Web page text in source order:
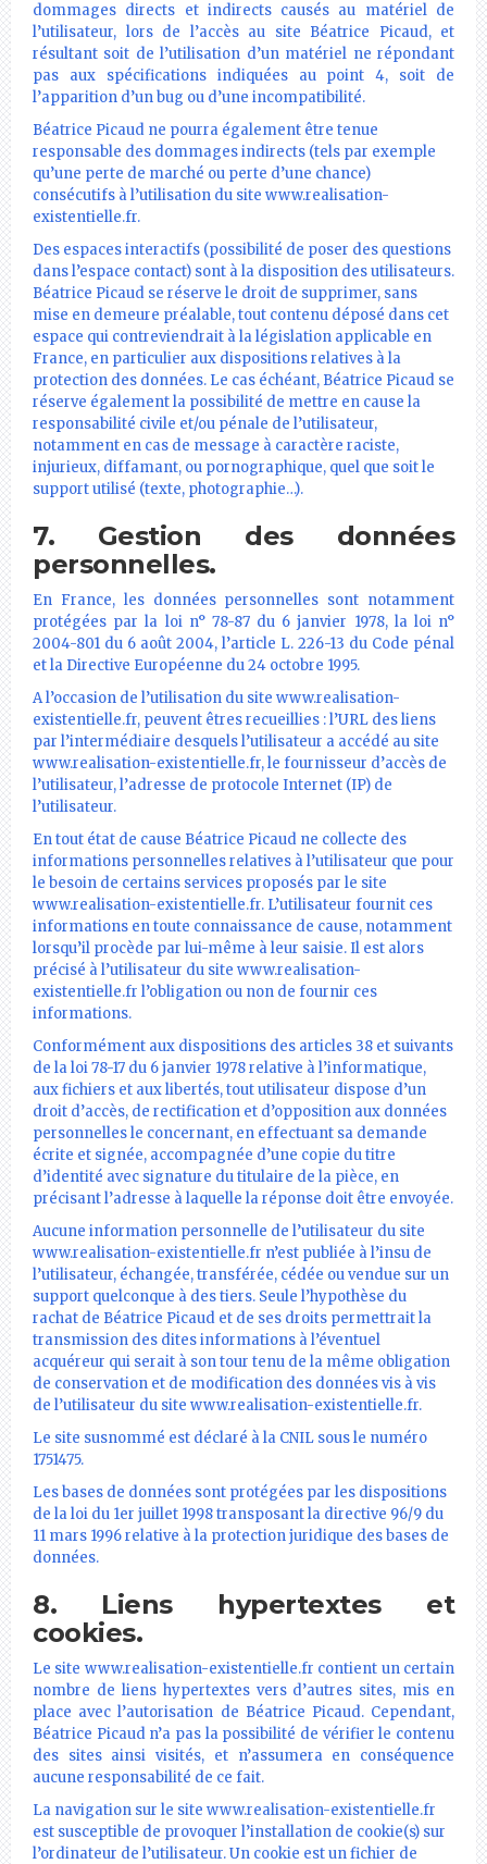
dommages directs et indirects causés au matériel de
l’utilisateur, lors de l’accès au site Béatrice Picaud, et
résultant soit de l’utilisation d’un matériel ne répondant
pas aux spécifications indiquées au point 4, soit de
l’apparition d’un bug ou d’une incompatibilité.
Béatrice Picaud ne pourra également être tenue
responsable des dommages indirects (tels par exemple
qu’une perte de marché ou perte d’une chance)
consécutifs à l’utilisation du site www.realisation-
existentielle.fr.
Des espaces interactifs (possibilité de poser des questions
dans l’espace contact) sont à la disposition des utilisateurs.
Béatrice Picaud se réserve le droit de supprimer, sans
mise en demeure préalable, tout contenu déposé dans cet
espace qui contreviendrait à la législation applicable en
France, en particulier aux dispositions relatives à la
protection des données. Le cas échéant, Béatrice Picaud se
réserve également la possibilité de mettre en cause la
responsabilité civile et/ou pénale de l’utilisateur,
notamment en cas de message à caractère raciste,
injurieux, diffamant, ou pornographique, quel que soit le
support utilisé (texte, photographie…).
7. Gestion des données
personnelles.
En France, les données personnelles sont notamment
protégées par la loi n° 78-87 du 6 janvier 1978, la loi n°
2004-801 du 6 août 2004, l’article L. 226-13 du Code pénal
et la Directive Européenne du 24 octobre 1995.
A l’occasion de l’utilisation du site www.realisation-
existentielle.fr, peuvent êtres recueillies : l’URL des liens
par l’intermédiaire desquels l’utilisateur a accédé au site
www.realisation-existentielle.fr, le fournisseur d’accès de
l’utilisateur, l’adresse de protocole Internet (IP) de
l’utilisateur.
En tout état de cause Béatrice Picaud ne collecte des
informations personnelles relatives à l’utilisateur que pour
le besoin de certains services proposés par le site
www.realisation-existentielle.fr. L’utilisateur fournit ces
informations en toute connaissance de cause, notamment
lorsqu’il procède par lui-même à leur saisie. Il est alors
précisé à l’utilisateur du site www.realisation-
existentielle.fr l’obligation ou non de fournir ces
informations.
Conformément aux dispositions des articles 38 et suivants
de la loi 78-17 du 6 janvier 1978 relative à l’informatique,
aux fichiers et aux libertés, tout utilisateur dispose d’un
droit d’accès, de rectification et d’opposition aux données
personnelles le concernant, en effectuant sa demande
écrite et signée, accompagnée d’une copie du titre
d’identité avec signature du titulaire de la pièce, en
précisant l’adresse à laquelle la réponse doit être envoyée.
Aucune information personnelle de l’utilisateur du site
www.realisation-existentielle.fr n’est publiée à l’insu de
l’utilisateur, échangée, transférée, cédée ou vendue sur un
support quelconque à des tiers. Seule l’hypothèse du
rachat de Béatrice Picaud et de ses droits permettrait la
transmission des dites informations à l’éventuel
acquéreur qui serait à son tour tenu de la même obligation
de conservation et de modification des données vis à vis
de l’utilisateur du site www.realisation-existentielle.fr.
Le site susnommé est déclaré à la CNIL sous le numéro
1751475.
Les bases de données sont protégées par les dispositions
de la loi du 1er juillet 1998 transposant la directive 96/9 du
11 mars 1996 relative à la protection juridique des bases de
données.
8. Liens hypertextes et
cookies.
Le site www.realisation-existentielle.fr contient un certain
nombre de liens hypertextes vers d’autres sites, mis en
place avec l’autorisation de Béatrice Picaud. Cependant,
Béatrice Picaud n’a pas la possibilité de vérifier le contenu
des sites ainsi visités, et n’assumera en conséquence
aucune responsabilité de ce fait.
La navigation sur le site www.realisation-existentielle.fr
est susceptible de provoquer l’installation de cookie(s) sur
l’ordinateur de l’utilisateur. Un cookie est un fichier de